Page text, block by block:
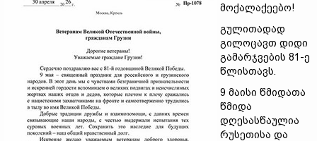
მოქალაქეებო!
გულითადად
გილოცავთ დიდი
გამარჯვების 81-ე
წლისთავს.
9 მაისი წმიდათა
წმიდა
დღესასწაულია
რუსეთისა და